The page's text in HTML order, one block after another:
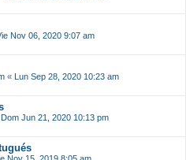
Nov 06, 2020 9:07 am
« Lun Sep 28, 2020 10:23 am
Dom Jun 21, 2020 10:13 pm
Nov 15, 2019 8:05 am